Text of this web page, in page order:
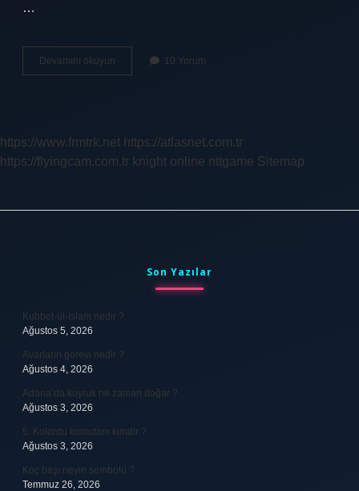
…
Devamını okuyun
Tarikat
10 Yorum
https://www.frmtrk.net https://atlasnet.com.tr
https://flyingcam.com.tr knight online nttgame Sitemap
Son Yazılar
Kubbet-ül-İslam nedir ?
Ağustos 5, 2026
Avarların görevi nedir ?
Ağustos 4, 2026
Adana’da kuyruk ne zaman doğar ?
Ağustos 3, 2026
5. Kolordu komutanı kimdir ?
Ağustos 3, 2026
Koç başı neyin sembolü ?
Temmuz 26, 2026